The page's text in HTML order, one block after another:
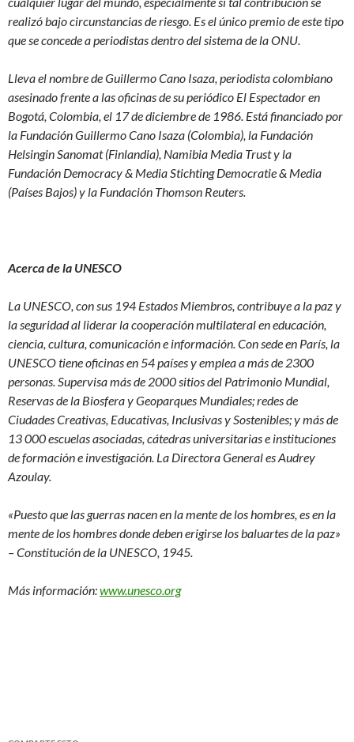
realizó bajo circunstancias de riesgo. Es el único premio de este tipo
que se concede a periodistas dentro del sistema de la ONU.
Lleva el nombre de Guillermo Cano Isaza, periodista colombiano
asesinado frente a las oficinas de su periódico El Espectador en
Bogotá, Colombia, el 17 de diciembre de 1986. Está financiado por
la Fundación Guillermo Cano Isaza (Colombia), la Fundación
Helsingin Sanomat (Finlandia), Namibia Media Trust y la
Fundación Democracy & Media Stichting Democratie & Media
(Países Bajos) y la Fundación Thomson Reuters.
Acerca de la UNESCO
La UNESCO, con sus 194 Estados Miembros, contribuye a la paz y
la seguridad al liderar la cooperación multilateral en educación,
ciencia, cultura, comunicación e información. Con sede en París, la
UNESCO tiene oficinas en 54 países y emplea a más de 2300
personas. Supervisa más de 2000 sitios del Patrimonio Mundial,
Reservas de la Biosfera y Geoparques Mundiales; redes de
Ciudades Creativas, Educativas, Inclusivas y Sostenibles; y más de
13 000 escuelas asociadas, cátedras universitarias e instituciones
de formación e investigación. La Directora General es Audrey
Azoulay.
«Puesto que las guerras nacen en la mente de los hombres, es en la
mente de los hombres donde deben erigirse los baluartes de la paz»
– Constitución de la UNESCO, 1945.
Más información:www.unesco.org